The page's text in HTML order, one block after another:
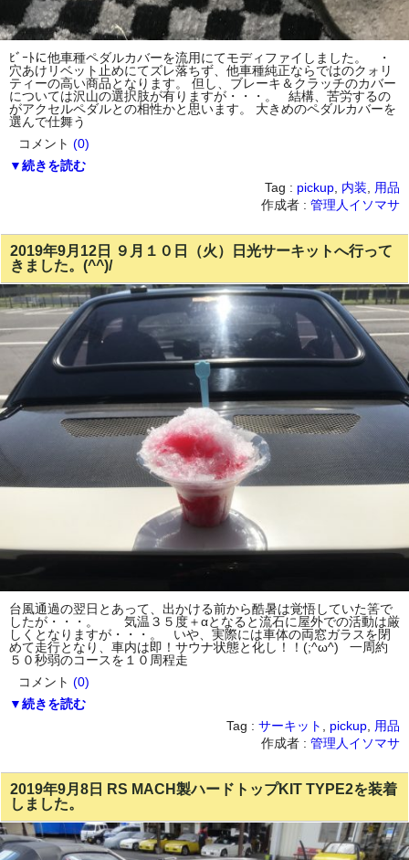
ﾋﾞｰﾄに他車種ペダルカバーを流用にてモディファイしました。 ・
穴あけリベット止めにてズレ落ちず、他車種純正ならではのクォリ
ティーの高い商品となります。 但し、ブレーキ＆クラッチのカバー
については沢山の選択肢が有りますが・・・。 結構、苦労するの
がアクセルペダルとの相性かと思います。 大きめのペダルカバーを
選んで仕舞う
コメント (0)
▼続きを読む
Tag : pickup 内装
用品
作成者 : 管理人イソマサ
2019年9月12日 ９月１０日（火）日光サーキットへ行って
きました。(^^)/
台風通過の翌日とあって、出かける前から酷暑は覚悟していた筈で
したが・・・。 気温３５度＋αとなると流石に屋外での活動は厳
しくとなりますが・・・。 いや、実際には車体の両窓ガラスを閉
めて走行となり、車内は即！サウナ状態と化し！！(;^ω^) 一周約
５０秒弱のコースを１０周程走
コメント (0)
▼続きを読む
Tag : サーキット pickup
用品
作成者 : 管理人イソマサ
2019年9月8日 RS MACH製ハードトップKIT TYPE2を装着
しました。